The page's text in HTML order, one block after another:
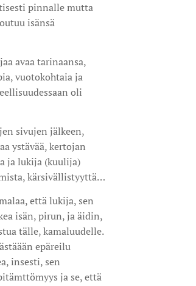
pinnalle mutta
isänsä
avaa tarinaansa,
vuotokohtaia ja
oli
sivujen jälkeen,
ystävää, kertojan
ja lukija (kuulija)
kärsivällistyyttä…
että lukija, sen
isän, pirun, ja äidin,
tälle, kamaluudelle.
epäreilu
insesti, sen
ja se, että